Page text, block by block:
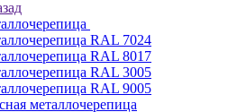
RAL 7024
RAL 8017
RAL 3005
RAL 9005
металлочерепица